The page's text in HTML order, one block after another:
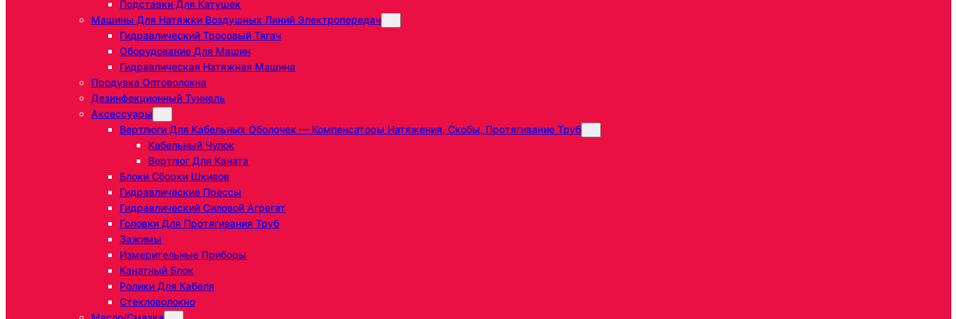
Подставки Для Катушек
Машины Для Натяжки Воздушных Линий Электропередач
Гидравлический Тросовый Тягач
Оборудование Для Машин
Гидравлическая Натяжная Машина
Продувка Оптоволокна
Дезинфекционный Туннель
Аксессуары
Вертлюги Для Кабельных Оболочек — Компенсаторы Натяжения, Скобы, Протягивание Труб
Кабельный Чулок
Вертлюг Для Каната
Блоки Сборки Шкивов
Гидравлические Прессы
Гидравлический Силовой Агрегат
Головки Для Протягивания Труб
Зажимы
Измерительные Приборы
Канатный Блок
Ролики Для Кабеля
Стекловолокно